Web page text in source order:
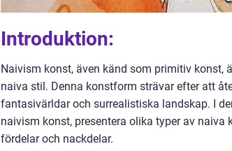
Introduktion:
Naivism konst, även känd som primitiv konst,
naiva stil. Denna konstform strävar efter att
fantasivärldar och surrealistiska landskap. I
naivism konst, presentera olika typer av
fördelar och nackdelar.